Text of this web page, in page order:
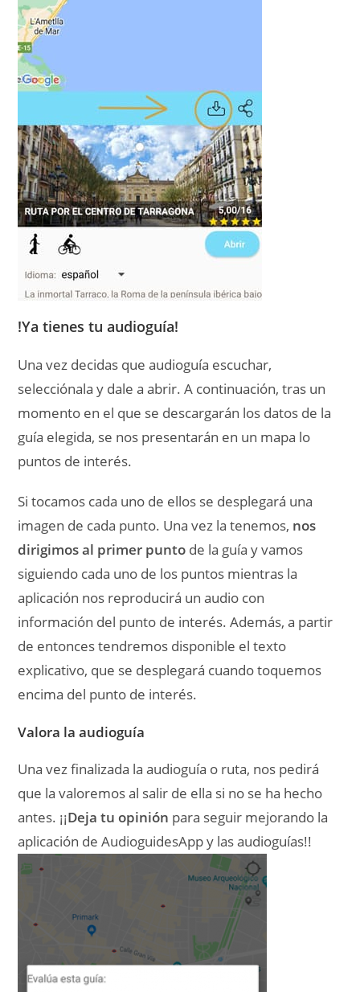
!Ya tienes tu audioguía!
Una vez decidas que audioguía escuchar,
selecciónala y dale a abrir. A continuación, tras un
momento en el que se descargarán los datos de la
guía elegida, se nos presentarán en un mapa lo
puntos de interés.
Si tocamos cada uno de ellos se desplegará una
imagen de cada punto. Una vez la tenemos, nos
dirigimos al primer punto de la guía y vamos
siguiendo cada uno de los puntos mientras la
aplicación nos reproducirá un audio con
información del punto de interés. Además, a partir
de entonces tendremos disponible el texto
explicativo, que se desplegará cuando toquemos
encima del punto de interés.
Valora la audioguía
Una vez finalizada la audioguía o ruta, nos pedirá
que la valoremos al salir de ella si no se ha hecho
antes. ¡¡Deja tu opinión para seguir mejorando la
aplicación de AudioguidesApp y las audioguías!!